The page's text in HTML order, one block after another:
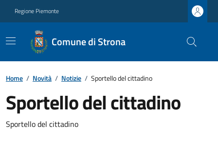
Regione Piemonte
Comune di Strona
Home / Novità / Notizie / Sportello del cittadino
Sportello del cittadino
Sportello del cittadino